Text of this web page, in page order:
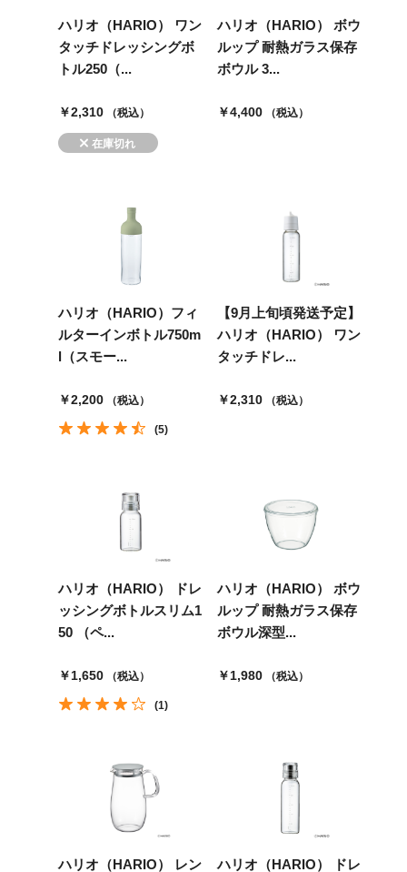
ハリオ（HARIO） ワン
タッチドレッシングボ
トル250（...
￥2,310 （税込）
ハリオ（HARIO） ボウ
ルップ 耐熱ガラス保存
ボウル 3...
￥4,400 （税込）
ハリオ（HARIO）フィ
ルターインボトル750m
l（スモー...
￥2,200 （税込）
(5)
【9月上旬頃発送予定】
ハリオ（HARIO） ワン
タッチドレ...
￥2,310 （税込）
ハリオ（HARIO） ドレ
ッシングボトルスリム1
50 （ペ...
￥1,650 （税込）
(1)
ハリオ（HARIO） ボウ
ルップ 耐熱ガラス保存
ボウル深型...
￥1,980 （税込）
ハリオ（HARIO） レン ハリオ（HARIO） ドレ